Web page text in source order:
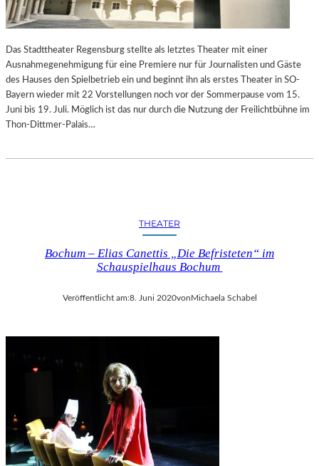
Das Stadttheater Regensburg stellte als letztes Theater mit einer
Ausnahmegenehmigung für eine Premiere nur für Journalisten und Gäste
des Hauses den Spielbetrieb ein und beginnt ihn als erstes Theater in SO-
Bayern wieder mit 22 Vorstellungen noch vor der Sommerpause vom 15.
Juni bis 19. Juli. Möglich ist das nur durch die Nutzung der Freilichtbühne im
Thon-Dittmer-Palais…
THEATER
Bochum – Elias Canettis „Die Befristeten“ im
Schauspielhaus Bochum
Veröffentlicht am:8. Juni 2020vonMichaela Schabel